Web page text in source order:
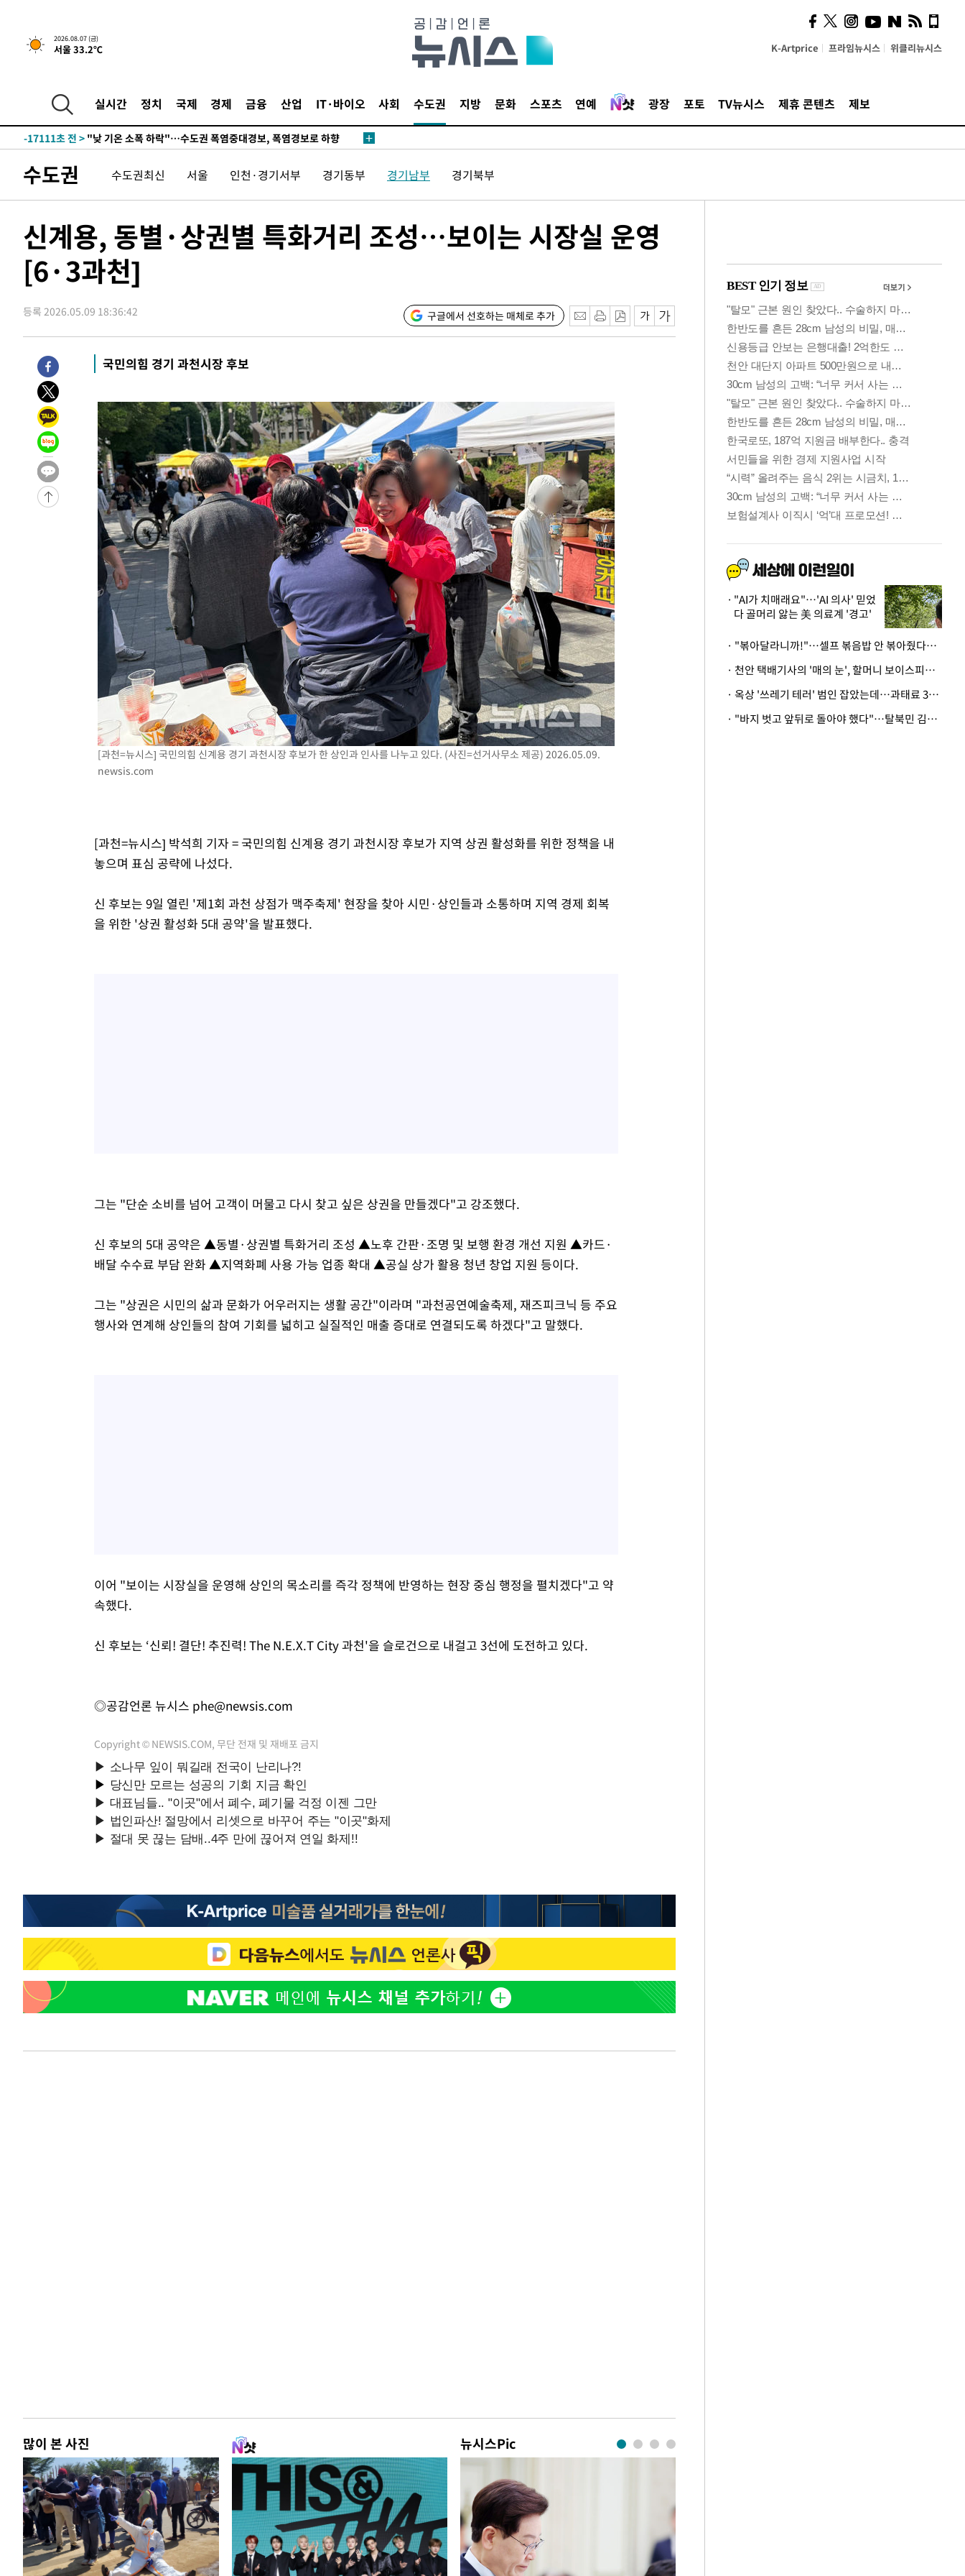
2026.08.07 (금)
서울 33.2℃ K-Artprice 프라임뉴시스 위클리뉴시스
실시간 정치 국제 경제 금융 산업 IT·바이오 사회 수도권 지방 문화 스포츠 연예 광장 포토 TV뉴시스 제휴 콘텐츠 제보
-31147초 전 >미 사업체 일자리, 7월에 2.3만개 순감하고 그 전 2개월 10.3만개
하향수정 (2보)
-30595초 전 >[속보] 미 사업체, 일자리 7월에 2.3만 개 줄어…실업률은 4.1%로
-25543초 전 >
이란, "오만과 '중앙 단일 루트' 합의…북쪽 인바운드·남쪽 아웃바
운드는 임시"
-17111초 전 >
-17075초 전 > [속보]이 대통령, '호우피해' 안동·의성 관할 4개 면 특별재난지역
갈 수도
-15009초 전 >
낮 최고 37도 찜통더위…곳곳 소나기·강원 많은 비[내일날씨]
-13315초 전 >SK하이닉스, 용인·청주 팹에 54조 투자…"AI 메모리 수요 선제 대
-9424초 전 >외국인 심판 성 접대 7경기 들여다보니…한국 축구 '5승 2무'
-9158초 전 > [속보]코스닥, 2.86포인트(0.36%) 내린 798.81마감
-9111초 전 >[속보]코스피, 6200선 약보합…0.60% 내린 6258.77에 마쳐
-8980초 전 >[속보] 노원서 40.1도 관측…서울, 2018년 이후 첫 40도
-6070초 전 >[속보]종합특검, '계엄 수용공간 확보' 신용해 前교정본부장 기소
-4943초 전 >
외신들도 주목한 韓축구 파문…"국민적 공분에 수사 재개"
-4914초 전 >
-3936초 전 >
[속보]규제합리화위원회 부위원장에 김태유 서울대 공대 교수…이병
태 후임
-294초 전 >
[속보]국힘 윤리위, '돌려차기 발언' 진종오·서범수 징계 절차 개시
-31147초 전 >
미 사업체 일자리, 7월에 2.3만개 순감하고 그 전 2개월 10.3만개
하향수정 (2보)
-30595초 전 >
[속보] 미 사업체, 일자리 7월에 2.3만 개 줄어…실업률은 4.1%로
-26458초 전 >
[속보]이 대통령 "부동산 공급 기존 사고방식 매달리지 말고 과감히
실천"
-25543초 전 >
이란, "오만과 '중앙 단일 루트' 합의…북쪽 인바운드·남쪽 아웃바
"낮 기온 소폭 하락"…수도권 폭염중대경보, 폭염경보로 하향
[속보]이 대통령, '호우피해' 안동·의성 관할 4개 면 특별재난지역
[단독]중수청 지원 검사들, 정원 초과 시 낮은 계급 임용…희망지 못
낮 최고 37도 찜통더위…곳곳 소나기·강원 많은 비[내일날씨]
SK하이닉스, 용인·청주 팹에 54조 투자…"AI 메모리 수요 선제 대
여자배구 이재영·이다영 자매, 아제르바이잔 투란VC 입단
외국인 심판 성 접대 7경기 들여다보니…한국 축구 '5승 2무'
[속보]코스닥, 2.86포인트(0.36%) 내린 798.81마감
[속보]코스피, 6200선 약보합…0.60% 내린 6258.77에 마쳐
[속보]원·달러 환율, 7.7원 내린 1416.1원 마감
[속보] 노원서 40.1도 관측…서울, 2018년 이후 첫 40도
[속보]종합특검, '계엄 수용공간 확보' 신용해 前교정본부장 기소
외신들도 주목한 韓축구 파문…"국민적 공분에 수사 재개"
수도권 수도권최신 서울 인천·경기서부 경기동부 경기남부 경기북부
신계용, 동별·상권별 특화거리 조성…보이는 시장실 운영
[6·3과천]
등록 2026.05.09 18:36:42 구글에서 선호하는 매체로 추가
국민의힘 경기 과천시장 후보
[과천=뉴시스] 국민의힘 신계용 경기 과천시장 후보가 한 상인과 인사를 나누고 있다. (사진=선거사무소 제공) 2026.05.09.
newsis.com
[과천=뉴시스] 박석희 기자 = 국민의힘 신계용 경기 과천시장 후보가 지역 상권 활성화를 위한 정책을 내
놓으며 표심 공략에 나섰다.
신 후보는 9일 열린 '제1회 과천 상점가 맥주축제' 현장을 찾아 시민·상인들과 소통하며 지역 경제 회복
을 위한 '상권 활성화 5대 공약'을 발표했다.
그는 "단순 소비를 넘어 고객이 머물고 다시 찾고 싶은 상권을 만들겠다"고 강조했다.
신 후보의 5대 공약은 ▲동별·상권별 특화거리 조성 ▲노후 간판·조명 및 보행 환경 개선 지원 ▲카드·
배달 수수료 부담 완화 ▲지역화폐 사용 가능 업종 확대 ▲공실 상가 활용 청년 창업 지원 등이다.
그는 "상권은 시민의 삶과 문화가 어우러지는 생활 공간"이라며 "과천공연예술축제, 재즈피크닉 등 주요
행사와 연계해 상인들의 참여 기회를 넓히고 실질적인 매출 증대로 연결되도록 하겠다"고 말했다.
이어 "보이는 시장실을 운영해 상인의 목소리를 즉각 정책에 반영하는 현장 중심 행정을 펼치겠다"고 약
속했다.
신 후보는 ‘신뢰! 결단! 추진력! The N.E.X.T City 과천'을 슬로건으로 내걸고 3선에 도전하고 있다.
◎공감언론 뉴시스 phe@newsis.com
Copyright © NEWSIS.COM, 무단 전재 및 재배포 금지
많이 본 사진 뉴시스Pic
시, 스마트폰 액세서리에
NFC 더했다
"AI가 치매래요"…'AI 의사' 믿었
다 골머리 앓는 美 의료계 '경고'
· "볶아달라니까!"…셀프 볶음밥 안 볶아줬다고 사장 폭행한 손님
· 천안 택배기사의 '매의 눈', 할머니 보이스피싱 피해 막아
· 옥상 '쓰레기 테러' 범인 잡았는데…과태료 3만원 처분에 숙박업주 허탈
· "바지 벗고 앞뒤로 돌아야 했다"…탈북민 김서아, 기쁨조 검사 수치심 회상